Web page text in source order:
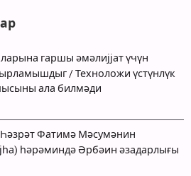
гаршы әмәлијјат үчүн
/ Техноложи үстүнлүк
ала билмәди
Һәзрәт Фатимә Мәсумәнин
һәрәминдә Әрбәин әзадарлығы